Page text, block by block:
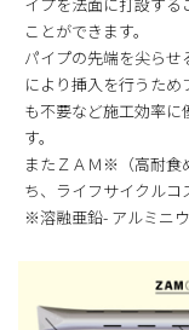
ことができます。
パイプの先端を尖らせ
により挿入を行うた
も不要など施工効率
す。
またＺＡＭ※（高耐食
ち、ライフサイクルコ
※溶融亜鉛- アルミニ